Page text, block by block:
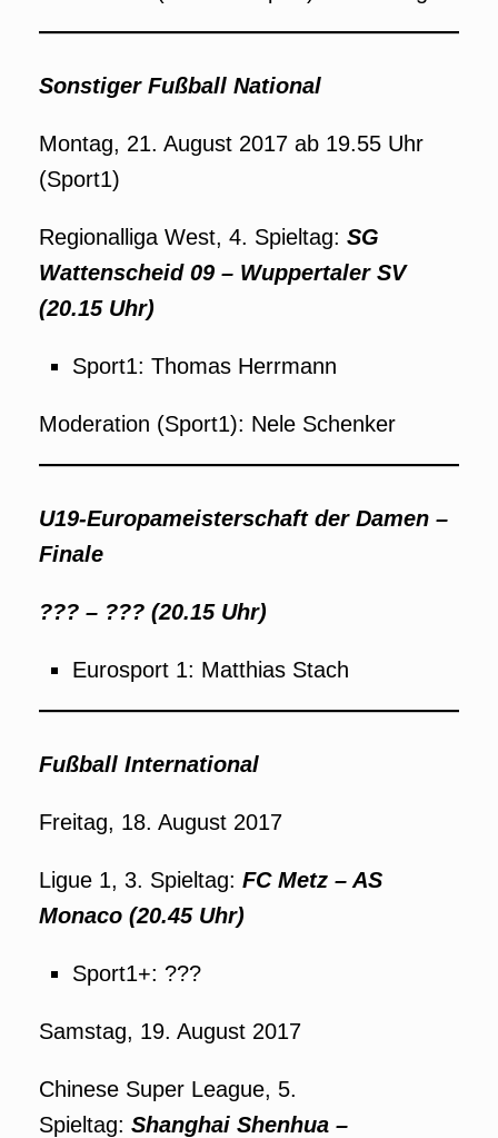
Sonstiger Fußball National
Montag, 21. August 2017 ab 19.55 Uhr
(Sport1)
Regionalliga West, 4. Spieltag: SG
Wattenscheid 09 – Wuppertaler SV
(20.15 Uhr)
Sport1: Thomas Herrmann
Moderation (Sport1): Nele Schenker
U19-Europameisterschaft der Damen –
Finale
??? – ??? (20.15 Uhr)
Eurosport 1: Matthias Stach
Fußball International
Freitag, 18. August 2017
Ligue 1, 3. Spieltag: FC Metz – AS
Monaco (20.45 Uhr)
Sport1+: ???
Samstag, 19. August 2017
Chinese Super League, 5.
Spieltag: Shanghai Shenhua –